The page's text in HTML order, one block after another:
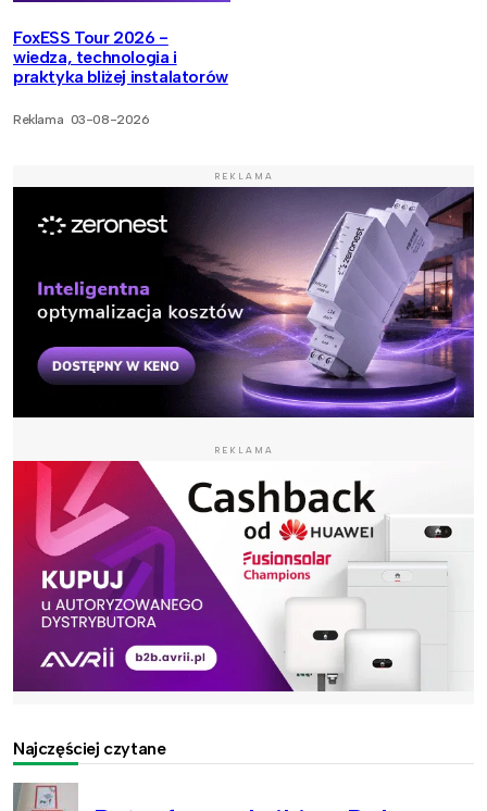
FoxESS Tour 2026 -
wiedza, technologia i
praktyka bliżej instalatorów
Reklama 03-08-2026
REKLAMA
REKLAMA
Najczęściej czytane